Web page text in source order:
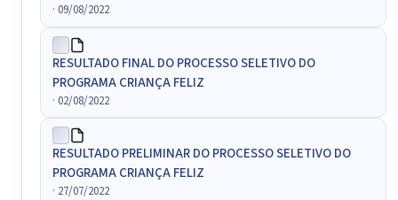
· 09/08/2022
RESULTADO FINAL DO PROCESSO SELETIVO DO
PROGRAMA CRIANÇA FELIZ
· 02/08/2022
RESULTADO PRELIMINAR DO PROCESSO SELETIVO DO
PROGRAMA CRIANÇA FELIZ
· 27/07/2022